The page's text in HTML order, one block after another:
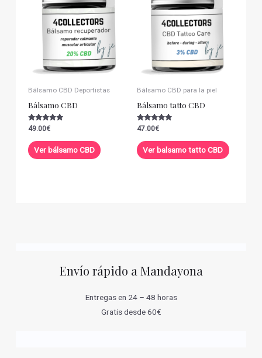
Bálsamo CBD Deportistas
Bálsamo CBD
Valorado con
de 5
49.00€
Ver bálsamo CBD
Bálsamo CBD para la piel
Bálsamo tatto CBD
Valorado con
de 5
47.00€
Ver balsamo tatto CBD
Envío rápido a Mandayona
Entregas en 24 – 48 horas
Gratis desde 60€